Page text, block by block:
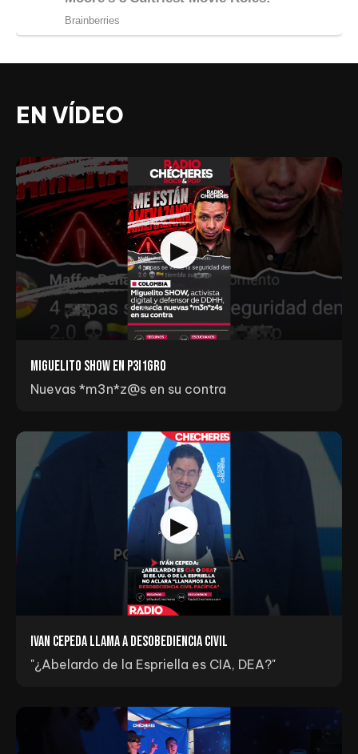
EN VÍDEO
Miguelito Show en p3I1gr0
Nuevas *m3n*z@s en su contra
Ivan Cepeda llama a Desobediencia Civil
"¿Abelardo de la Espriella es CIA, DEA?"